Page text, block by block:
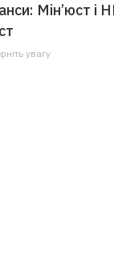
Мін’юст і
увагу